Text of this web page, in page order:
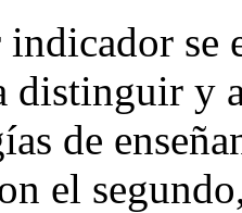
se
distinguir y
de
el